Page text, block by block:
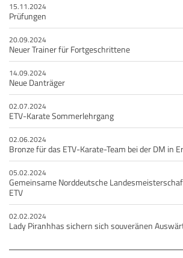
15.11.2024
Prüfungen
20.09.2024
Neuer Trainer für Fortgeschrittene
14.09.2024
Neue Danträger
02.07.2024
ETV-Karate Sommerlehrgang
02.06.2024
Bronze für das ETV-Karate-Team bei der DM in
05.02.2024
Gemeinsame Norddeutsche
ETV
02.02.2024
Lady Piranhhas sichern sich souveränen